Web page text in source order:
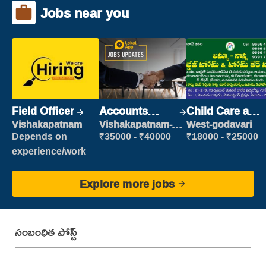
Jobs near you
Field Officer
Vishakapatnam
Depends on
experience/work
Accounts
Clerk
Vishakapatnam-
new
₹35000 - ₹40000
Child Care and
Patient care
West-godavari
₹18000 - ₹25000
Explore more jobs
సంబంధిత పోస్ట్